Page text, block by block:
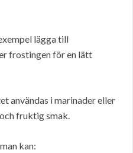
lägga till
frostingen för en lätt
användas i marinader eller
fruktig smak.
kan: